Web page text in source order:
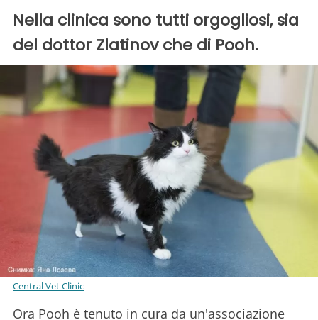
Nella clinica sono tutti orgogliosi, sia
del dottor Zlatinov che di Pooh.
Central Vet Clinic
Ora Pooh è tenuto in cura da un'associazione